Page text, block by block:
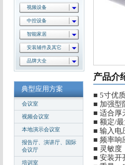
产品介
■ 5寸优
■ 加强型
■ 适合厚
■ 额定/
■ 输入
■ 频
■ 灵
■ 安装
视频设备
中控设备
智能家居
安装辅件及其它
品牌大全
典型应用方案
会议室
视频会议室
本地演示会议室
报告厅、演讲厅、国际
会议厅
培训室